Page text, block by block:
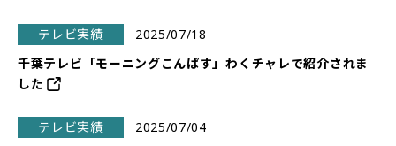
テレビ実績
2025/07/18
千葉テレビ「モーニングこんぱす」わくチャレで紹介されま
した
テレビ実績
2025/07/04